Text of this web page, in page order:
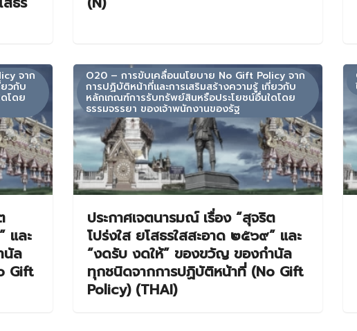
จาก
วกับ
โดย
และ
นัล
Gift
O20 – การขับเคลื่อนนโยบาย No Gift Policy จาก
การปฏิบัติหน้าที่และการเสริมสร้างความรู้ เกี่ยวกับ
หลักเกณฑ์การรับทรัพย์สินหรือประโยชน์อื่นใดโดย
ธรรมจรรยา ของเจ้าพนักงานของรัฐ
ประกาศเจตนารมณ์ เรื่อง “สุจริต
โปร่งใส ยโสธรใสสะอาด ๒๕๖๙” และ
“งดรับ งดให้” ของขวัญ ของกำนัล
ทุกชนิดจากการปฏิบัติหน้าที่ (No Gift
Policy) (THAI)